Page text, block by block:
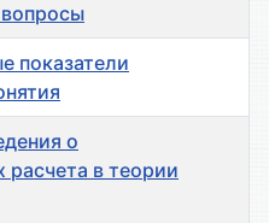
показатели
о
расчета в теории